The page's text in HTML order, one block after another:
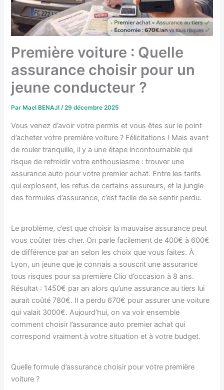
Première voiture : Quelle
assurance choisir pour un
jeune conducteur ?
Par Mael BENAJI/29 décembre 2025
Vous venez d’avoir votre permis et vous êtes sur le point
d’acheter votre première voiture ? Félicitations ! Mais avant
de rouler tranquille, il y a une étape incontournable qui
risque de refroidir votre enthousiasme : trouver une
assurance auto pour votre premier achat. Entre les tarifs
qui explosent, les refus de certains assureurs, et la jungle
des formules d’assurance, c’est facile de se sentir perdu.
Le problème, c’est que choisir la mauvaise assurance peut
vous coûter très cher. On parle facilement de 400€ à 600€
de différence par an selon les choix que vous faites. À
Lyon, un jeune que je connais a souscrit une assurance
tous risques pour sa première Clio d’occasion à 8 ans.
Résultat : 1450€ par an alors qu’une assurance au tiers lui
aurait coûté 780€. Il a perdu 670€ pour assurer une voiture
qui valait 3000€. Aujourd’hui, on va voir ensemble
comment choisir l’assurance auto premier achat qui
correspond vraiment à votre situation et à votre budget.
Quelle formule d’assurance choisir pour votre première
voiture ?